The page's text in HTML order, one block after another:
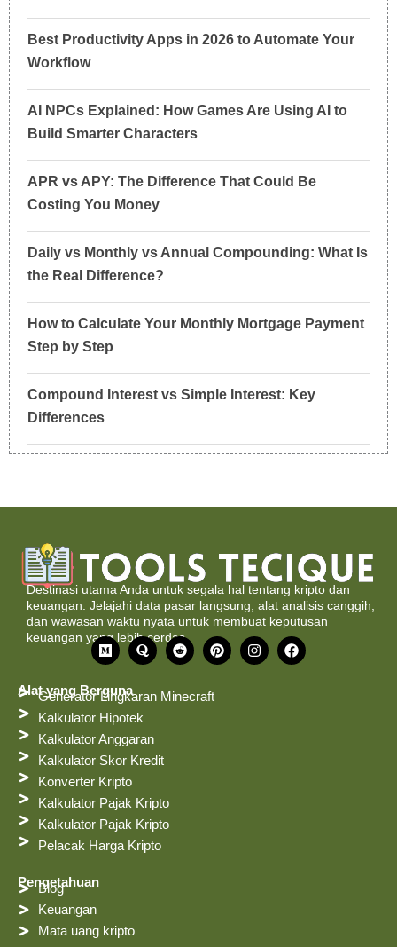
Best Productivity Apps in 2026 to Automate Your
Workflow
AI NPCs Explained: How Games Are Using AI to
Build Smarter Characters
APR vs APY: The Difference That Could Be
Costing You Money
Daily vs Monthly vs Annual Compounding: What Is
the Real Difference?
How to Calculate Your Monthly Mortgage Payment
Step by Step
Compound Interest vs Simple Interest: Key
Differences
Destinasi utama Anda untuk segala hal tentang kripto dan
keuangan. Jelajahi data pasar langsung, alat analisis canggih,
dan wawasan waktu nyata untuk membuat keputusan
keuangan yang lebih cerdas.
S
e
a
n
g
Q
u
a
R
e
i
P
i
I
n
F
a
Alat yang Berguna
Generator Lingkaran Minecraft
Kalkulator Hipotek
Kalkulator Anggaran
Kalkulator Skor Kredit
Konverter Kripto
Kalkulator Pajak Kripto
Kalkulator Pajak Kripto
Pelacak Harga Kripto
Pengetahuan
Blog
Keuangan
Mata uang kripto